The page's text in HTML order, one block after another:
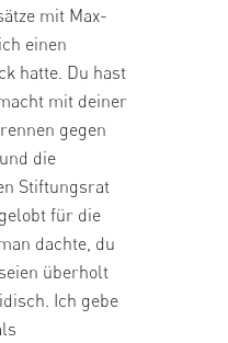
mit Max-
einen
hatte. Du hast
mit deiner
gegen
die
Stiftungsrat
für die
dachte, du
überholt
Ich gebe